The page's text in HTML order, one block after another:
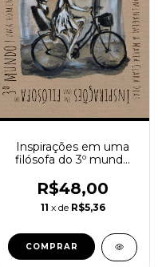
Inspirações em uma
filósofa do 3º mundo
Oliveira)
R$48,00
11 x de R$5,36